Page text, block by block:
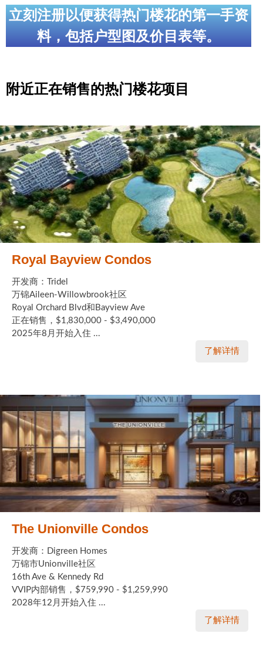
立刻注册以便获得热门楼花的第一手资
料，包括户型图及价目表等。
附近正在销售的热门楼花项目
Royal Bayview Condos
开发商：Tridel
万锦Aileen-Willowbrook社区
Royal Orchard Blvd和Bayview Ave
正在销售，$1,830,000 - $3,490,000
2025年8月开始入住 ...
了解详情
The Unionville Condos
开发商：Digreen Homes
万锦市Unionville社区
16th Ave & Kennedy Rd
VVIP内部销售，$759,990 - $1,259,990
2028年12月开始入住 ...
了解详情